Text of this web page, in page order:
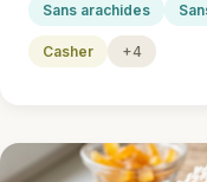
Sans arachides
Casher +4